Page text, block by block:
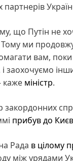
що Путін не
ми
вам,
і заохочуємо
каже міністр.
закордонних
прибув до
Рада в цілому
між урядами